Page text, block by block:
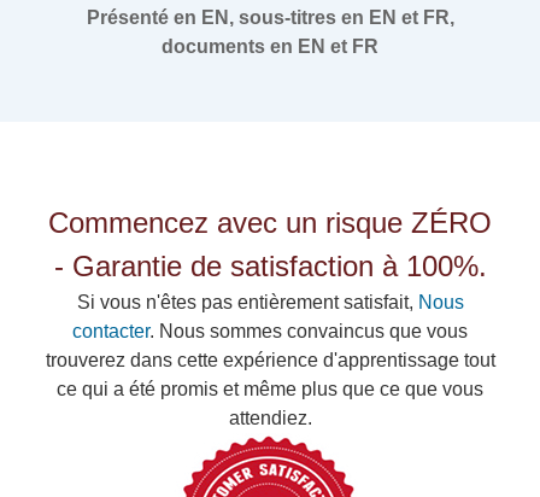
Présenté en EN, sous-titres en EN et FR,
documents en EN et FR
Commencez avec un risque ZÉRO
- Garantie de satisfaction à 100%.
Si vous n'êtes pas entièrement satisfait, Nous
contacter. Nous sommes convaincus que vous
trouverez dans cette expérience d'apprentissage tout
ce qui a été promis et même plus que ce que vous
attendiez.